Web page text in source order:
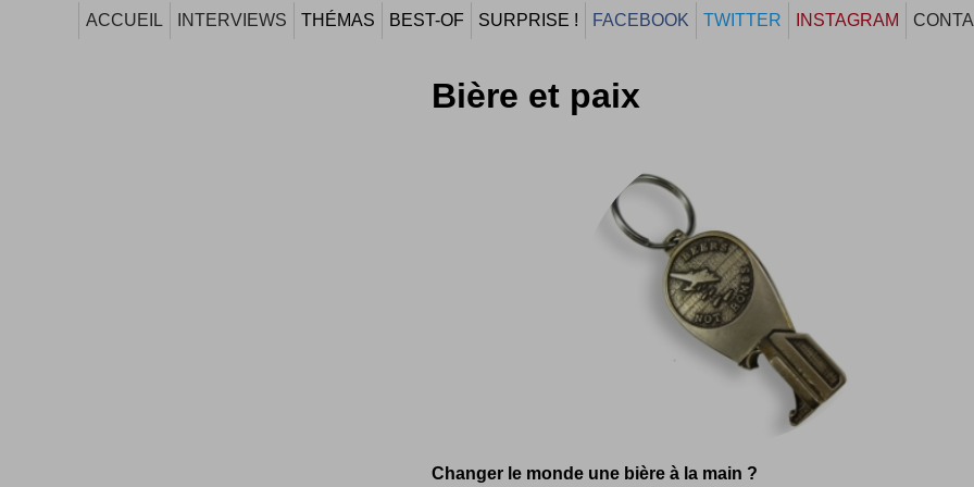
ACCUEIL INTERVIEWS THÉMAS BEST-OF SURPRISE ! FACEBOOK TWITTER INSTAGRAM
Bière et paix
Changer le monde une bière à la main ?